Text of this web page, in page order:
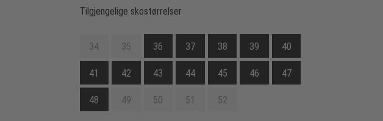
Tilgjengelige skostørrelser
34 35 36 37 38 39 40
41 42 43 44 45 46 47
48 49 50 51 52